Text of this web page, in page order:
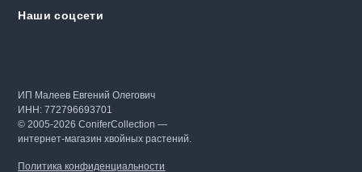
Наши соцсети
ИП Малеев Евгений Олегович
ИНН: 772796693701
© 2005-2026 ConiferCollection —
интернет-магазин хвойных растений.
Политика конфиденциальности